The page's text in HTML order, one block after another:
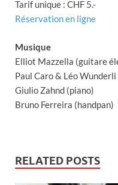
Tarif unique : CHF 5.-
Réservation en ligne
Musique
Elliot Mazzella (guitare
Paul Caro & Léo
Giulio Zahnd (piano)
Bruno Ferreira (handpan)
RELATED POSTS